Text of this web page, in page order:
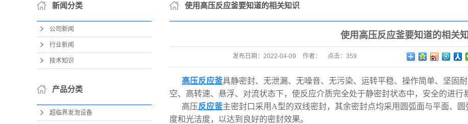
新闻分类
公司新闻
行业新闻
技术知识
产品分类
超临界发泡设备
使用高压反应釜要知道的相关知识
使用高压反应釜要知道的相关
发布日期： 2022-04-09 作者： 点击： 359
高压反应釜具静密封、无泄漏、无噪音、无污染、运转平稳、操作简单、坚固
空、高转速、悬浮、对流状态下，使反应介质完全处于静密封状态中，安全的进行
高压反应釜主密封口采用A型的双线密封，其余密封点均采用圆弧面与平面、
度和光洁度，以达到良好的密封效果。